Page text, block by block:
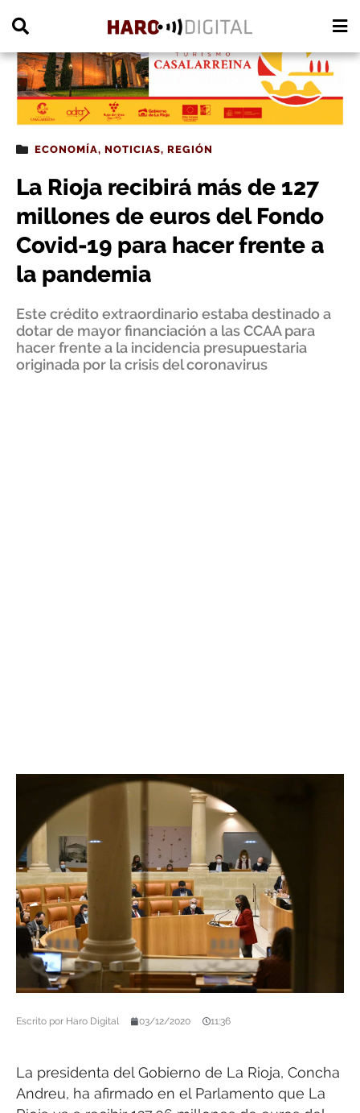
ECONOMÍA, NOTICIAS, REGIÓN
La Rioja recibirá más de 127
millones de euros del Fondo
Covid-19 para hacer frente a
la pandemia
Este crédito extraordinario estaba destinado a
dotar de mayor financiación a las CCAA para
hacer frente a la incidencia presupuestaria
originada por la crisis del coronavirus
Escrito por Haro Digital 03/12/2020 11:36
La presidenta del Gobierno de La Rioja, Concha
Andreu, ha afirmado en el Parlamento que La